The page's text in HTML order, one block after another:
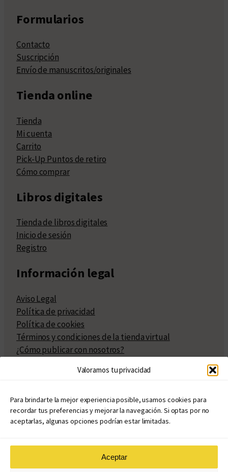
Valoramos tu privacidad
Para brindarte la mejor experiencia posible, usamos cookies para
recordar tus preferencias y mejorar la navegación. Si optas por no
aceptarlas, algunas opciones podrían estar limitadas.
Aceptar
Formularios
Contacto
Suscripción
Envío de manuscritos/originales
Tienda online
Tienda
Mi cuenta
Carrito
Pick-Up Puntos de retiro
Cómo comprar
Libros digitales
Tienda de libros digitales
Inicio de sesión
Registro
Información legal
Aviso Legal
Política de privacidad
Política de cookies
Términos y condiciones de la tienda virtual
¿Cómo publicar con nosotros?
Políticas de publicación
Políticas de coedición
Atribuciones